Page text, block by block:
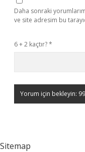
Daha sonraki
ve site adresim bu
6 + 2 kaçtır?*
Sitemap